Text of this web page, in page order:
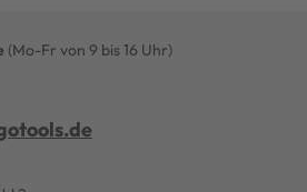
(Mo-Fr von 9 bis 16 Uhr)